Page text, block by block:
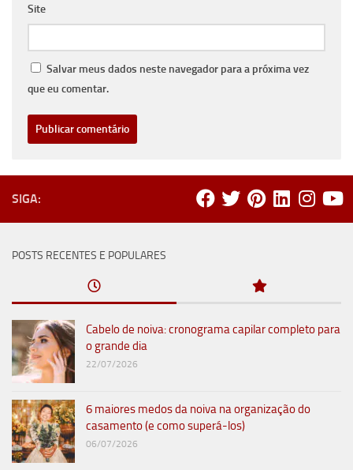
Site
Salvar meus dados neste navegador para a próxima vez
que eu comentar.
SIGA:
POSTS RECENTES E POPULARES
Cabelo de noiva: cronograma capilar completo para
o grande dia
22/07/2026
6 maiores medos da noiva na organização do
casamento (e como superá-los)
06/07/2026